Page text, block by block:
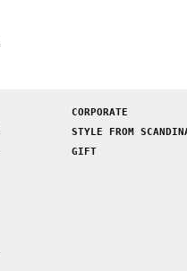
CORPORATE
STYLE FROM
GIFT